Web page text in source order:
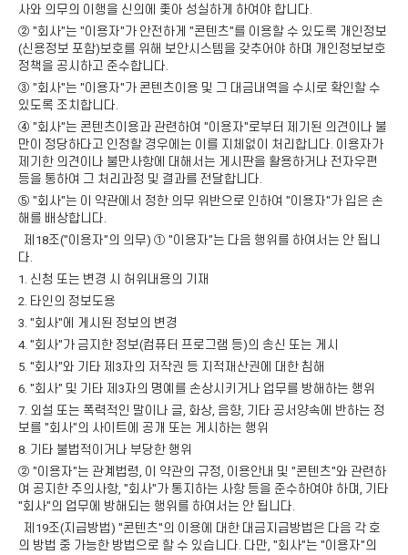
사와 의무의 이행을 신의에 좇아 성실하게 하여야 합니다.
② "회사"는 "이용자"가 안전하게 "콘텐츠"를 이용할 수 있도록 개인정보
(신용정보 포함)보호를 위해 보안시스템을 갖추어야 하며 개인정보보호
정책을 공시하고 준수합니다.
③ "회사"는 "이용자"가 콘텐츠이용 및 그 대금내역을 수시로 확인할 수
있도록 조치합니다.
④ "회사"는 콘텐츠이용과 관련하여 "이용자"로부터 제기된 의견이나 불
만이 정당하다고 인정할 경우에는 이를 지체없이 처리합니다. 이용자가
제기한 의견이나 불만사항에 대해서는 게시판을 활용하거나 전자우편
등을 통하여 그 처리과정 및 결과를 전달합니다.
⑤ "회사"는 이 약관에서 정한 의무 위반으로 인하여 "이용자"가 입은 손
해를 배상합니다.
제18조("이용자"의 의무) ① "이용자"는 다음 행위를 하여서는 안 됩니
다.
1. 신청 또는 변경 시 허위내용의 기재
2. 타인의 정보도용
3. "회사"에 게시된 정보의 변경
4. "회사"가 금지한 정보(컴퓨터 프로그램 등)의 송신 또는 게시
5. "회사"와 기타 제3자의 저작권 등 지적재산권에 대한 침해
6. "회사" 및 기타 제3자의 명예를 손상시키거나 업무를 방해하는 행위
7. 외설 또는 폭력적인 말이나 글, 화상, 음향, 기타 공서양속에 반하는 정
보를 "회사"의 사이트에 공개 또는 게시하는 행위
8. 기타 불법적이거나 부당한 행위
② "이용자"는 관계법령, 이 약관의 규정, 이용안내 및 "콘텐츠"와 관련하
여 공지한 주의사항, "회사"가 통지하는 사항 등을 준수하여야 하며, 기타
"회사"의 업무에 방해되는 행위를 하여서는 안 됩니다.
제19조(지급방법) "콘텐츠"의 이용에 대한 대금지급방법은 다음 각 호
의 방법 중 가능한 방법으로 할 수 있습니다. 다만, "회사"는 "이용자"의